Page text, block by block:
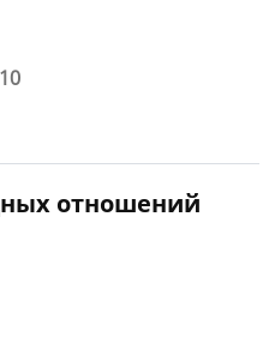
отношений